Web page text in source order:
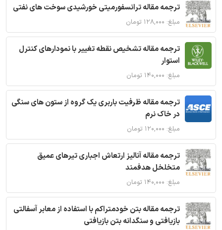
ترجمه مقاله ترانسفورمیتی خورشیدی سوخت های نفتی
مبلغ: ۱۲۸,۰۰۰ تومان
ترجمه مقاله تشخیص نقطه تغییر با نمودارهای کنترل
استوار
مبلغ: ۱۴۰,۰۰۰ تومان
ترجمه مقاله ظرفیت باربری یک گروه از ستون های سنگی
در خاک نرم
مبلغ: ۱۲۰,۰۰۰ تومان
ترجمه مقاله آنالیز ارتعاش اجباری تیرهای عمیق
متخلخل هدفمند
مبلغ: ۱۴۰,۰۰۰ تومان
ترجمه مقاله بتن خودمتراکم با استفاده از معابر آسفالتی
بازیافتی و سنگدانه بتن بازیافتی